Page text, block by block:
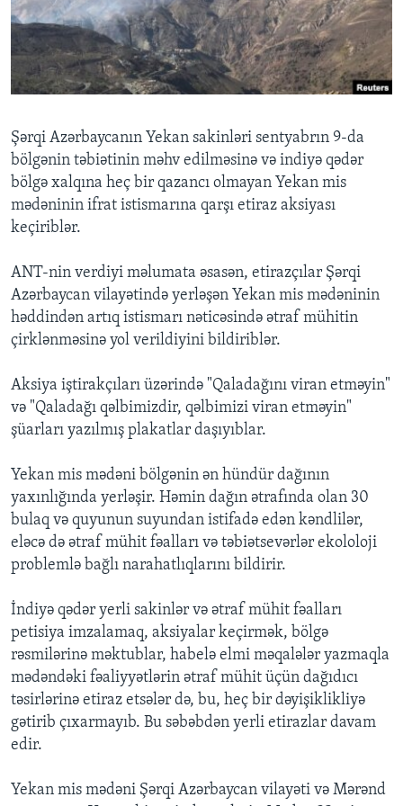
BIZI IZLƏYIN
Dillər
Şərqi Azərbaycanın Yekan sakinləri sentyabrın 9-da
bölgənin təbiətinin məhv edilməsinə və indiyə qədər
bölgə xalqına heç bir qazancı olmayan Yekan mis
mədəninin ifrat istismarına qarşı etiraz aksiyası
keçiriblər.
ANT-nin verdiyi məlumata əsasən, etirazçılar Şərqi
Azərbaycan vilayətində yerləşən Yekan mis mədəninin
həddindən artıq istismarı nəticəsində ətraf mühitin
çirklənməsinə yol verildiyini bildiriblər.
Aksiya iştirakçıları üzərində "Qaladağını viran etməyin"
və "Qaladağı qəlbimizdir, qəlbimizi viran etməyin"
şüarları yazılmış plakatlar daşıyıblar.
Yekan mis mədəni bölgənin ən hündür dağının
yaxınlığında yerləşir. Həmin dağın ətrafında olan 30
bulaq və quyunun suyundan istifadə edən kəndlilər,
eləcə də ətraf mühit fəalları və təbiətsevərlər ekololoji
problemlə bağlı narahatlıqlarını bildirir.
İndiyə qədər yerli sakinlər və ətraf mühit fəalları
petisiya imzalamaq, aksiyalar keçirmək, bölgə
rəsmilərinə məktublar, habelə elmi məqalələr yazmaqla
mədəndəki fəaliyyətlərin ətraf mühit üçün dağıdıcı
təsirlərinə etiraz etsələr də, bu, heç bir dəyişiklikliyə
gətirib çıxarmayıb. Bu səbəbdən yerli etirazlar davam
edir.
Yekan mis mədəni Şərqi Azərbaycan vilayəti və Mərənd